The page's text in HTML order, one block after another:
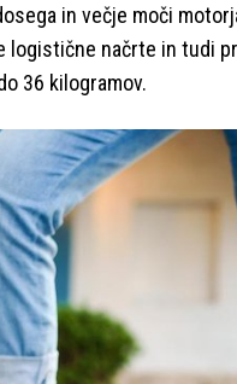
in večje moči
logistične načrte in tudi
36 kilogramov.